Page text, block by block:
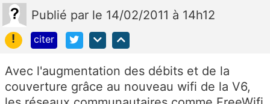
Publié par le 14/02/2011 à 14h12
!
citer
Avec l'augmentation des débits et de la
couverture grâce au nouveau wifi de la V6,